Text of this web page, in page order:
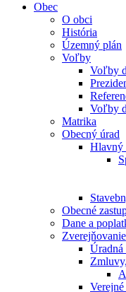
Obec
O obci
História
Územný plán
Voľby
Voľby
Voľby
Matrika
Obecný úrad
Hlavný
Obecné
Dane a
Zverejňovanie
Úradná